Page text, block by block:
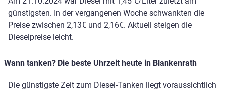
günstigsten. In der vergangenen Woche schwankten die
Preise zwischen 2,13€ und 2,16€. Aktuell steigen die
Dieselpreise leicht.
Wann tanken? Die beste Uhrzeit heute in Blankenrath
Die günstigste Zeit zum Diesel-Tanken liegt voraussichtlich